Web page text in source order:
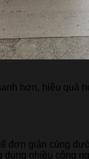
hơn, hiệu
đơn giản cùng
nhiều công